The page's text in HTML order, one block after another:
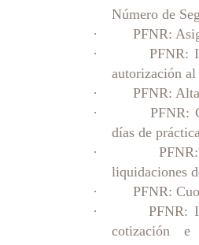
Número de
· PFNR:
· PFNR:
autorización al
· PFNR: Altas
· PFNR:
días de
· PFNR:
liquidaciones
· PFNR:
· PFNR:
cotización